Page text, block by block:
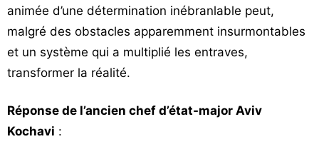
animée d’une détermination inébranlable peut,
malgré des obstacles apparemment insurmontables
et un système qui a multiplié les entraves,
transformer la réalité.
Réponse de l’ancien chef d’état-major Aviv
Kochavi :